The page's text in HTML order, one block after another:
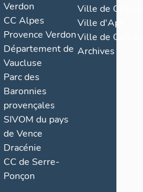
Verdon
CC Alpes
Provence Verdon
Département de
Vaucluse
Parc des
Baronnies
provençales
SIVOM du pays
de Vence
Dracénie
CC de Serre-
Ponçon
Ville de Grasse
Ville d'Apt
Ville de
Archives